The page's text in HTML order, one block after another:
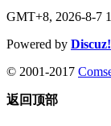
GMT+8, 2026-8-7
Powered by Discuz!
© 2001-2017
返回顶部